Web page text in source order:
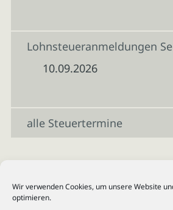
Wir verwenden Cookies, um unsere Website
optimieren.
Lohnsteueranmeldungen
10.09.2026
alle Steuertermine